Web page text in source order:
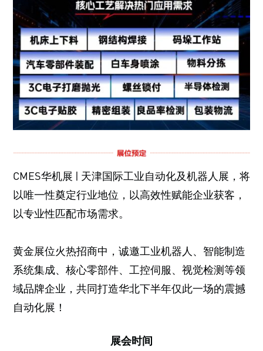
CMES华机展 | 天津国际工业自动化及机器人展，将
以唯一性奠定行业地位，以高效性赋能企业获客，
以专业性匹配市场需求。
黄金展位火热招商中，诚邀工业机器人、智能制造
系统集成、核心零部件、工控伺服、视觉检测等领
域品牌企业，共同打造华北下半年仅此一场的震撼
自动化展！
展会时间